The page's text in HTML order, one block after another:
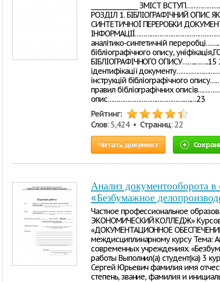
________________ ЗМІСТ
РОЗДІЛ 1. БІБЛІОГРАФІЧНИЙ ОПИС
СИНТЕТИЧНОЇ ПЕРЕРОБКИ
аналітико-синтетичній
бібліографічного опису,
БІБЛІОГРАФІЧНОГО ОПИСУ……..……..15
ідентифікації
інструкцій бібліографічного
правил бібліографічних
опис…………………………………….…..…23
Рейтинг:
Слов: 5,424 • Страниц: 22
Читать документ
Анализ документооборота
«Безбумажное
Частное профессиональное
ЭКОНОМИЧЕСКИЙ КОЛЛЕДЖ»
«ДОКУМЕНТАЦИОННОЕ
междисциплинарному курсу Тема:
современных учреждениях.
работы Выполнил(а) студент(ка) 3
Сергей Юрьевич фамилия имя
степень, звание, фамилия и